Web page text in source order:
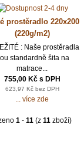
prostěradlo 220x200
(220g/m2)
: Naše prostěradla
standardně šita na
matrace...
755,00 Kč s DPH
623,97 Kč bez DPH
... více zde
1 - 11 (z 11 zboží)